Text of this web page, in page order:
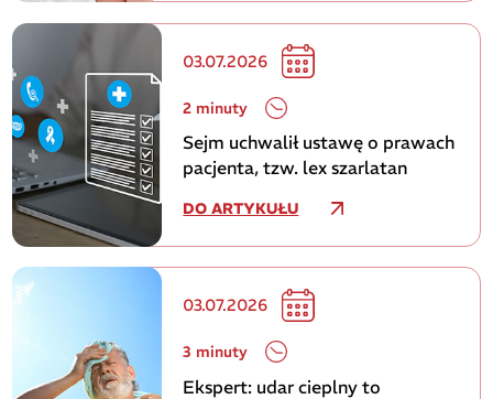
03.07.2026
2 minuty
Sejm uchwalił ustawę o prawach
pacjenta, tzw. lex szarlatan
DO ARTYKUŁU
03.07.2026
3 minuty
Ekspert: udar cieplny to